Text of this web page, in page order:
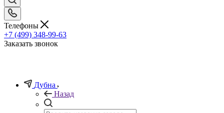
Телефоны
+7 (499) 348-99-63
Заказать звонок
Дубна
Назад